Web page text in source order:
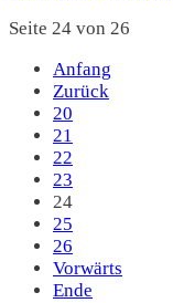
Seite 24 von 26
Anfang
Zurück
20
21
22
23
24
25
26
Vorwärts
Ende